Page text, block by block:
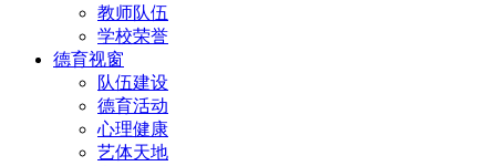
教师队伍
学校荣誉
德育视窗
队伍建设
德育活动
心理健康
艺体天地